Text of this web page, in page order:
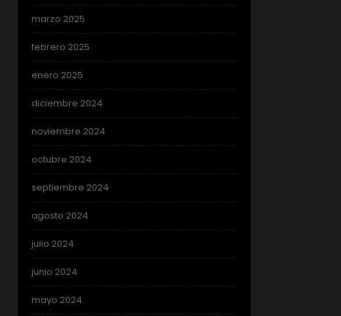
marzo 2025
febrero 2025
enero 2025
diciembre 2024
noviembre 2024
octubre 2024
septiembre 2024
agosto 2024
julio 2024
junio 2024
mayo 2024